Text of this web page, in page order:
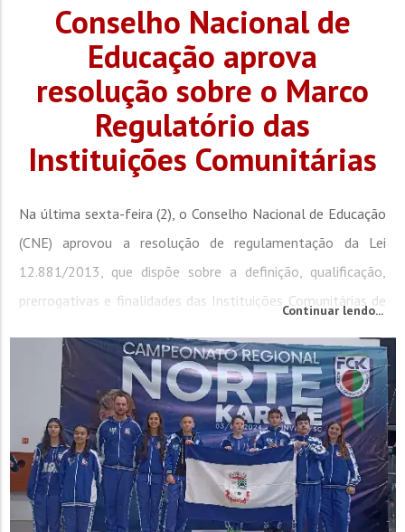
Conselho Nacional de
Educação aprova
resolução sobre o Marco
Regulatório das
Instituições Comunitárias
Na última sexta-feira (2), o Conselho Nacional de Educação
(CNE) aprovou a resolução de regulamentação da Lei
12.881/2013, que dispõe sobre a definição, qualificação,
prerrogativas e finalidades das Instituições Comunitárias de
2013, disciplina ainda o Termo de Parceria e dá outras...
Continuar lendo...